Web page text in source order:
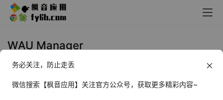
WAU Manager
Windows WAU 管理器_v3.8.1.0 汉
化版
务必关注，防止走丢
微信搜索【枫音应用】关注官方公众号，获取更多精彩内容~